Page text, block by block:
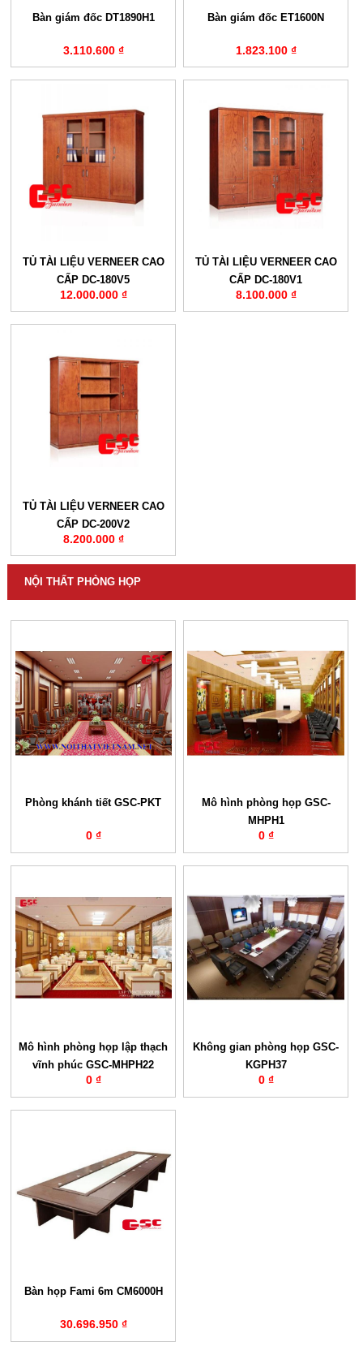
Bàn giám đốc DT1890H1
3.110.600 ₫
Bàn giám đốc ET1600N
1.823.100 ₫
TỦ TÀI LIỆU VERNEER CAO
CẤP DC-180V5
12.000.000 ₫
TỦ TÀI LIỆU VERNEER CAO
CẤP DC-180V1
8.100.000 ₫
TỦ TÀI LIỆU VERNEER CAO
CẤP DC-200V2
8.200.000 ₫
NỘI THẤT PHÒNG HỌP
Phòng khánh tiết GSC-PKT
0 ₫
Mô hình phòng họp GSC-
MHPH1
0 ₫
Mô hình phòng họp lập thạch
vĩnh phúc GSC-MHPH22
0 ₫
Không gian phòng họp GSC-
KGPH37
0 ₫
Bàn họp Fami 6m CM6000H
30.696.950 ₫